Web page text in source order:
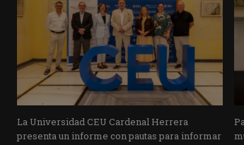
La Universidad CEU Cardenal Herrera
presenta un informe con pautas para informar